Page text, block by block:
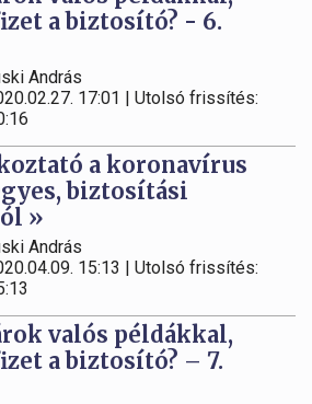
a biztosító? - 6.
András
17:01 | Utolsó frissítés:
a koronavírus
biztosítási
»
András
15:13 | Utolsó frissítés:
valós példákkal,
a biztosító? – 7.